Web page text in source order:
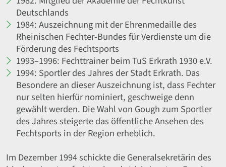
Deutschlands
1984: Auszeichnung mit der Ehrenmedaille des
Rheinischen Fechter-Bundes für Verdienste um die
Förderung des Fechtsports
1993–1996: Fechttrainer beim TuS Erkrath 1930 e.V.
1994: Sportler des Jahres der Stadt Erkrath. Das
Besondere an dieser Auszeichnung ist, dass Fechter
nur selten hierfür nominiert, geschweige denn
gewählt werden. Die Wahl von Gough zum Sportler
des Jahres steigerte das öffentliche Ansehen des
Fechtsports in der Region erheblich.
Im Dezember 1994 schickte die Generalsekretärin des